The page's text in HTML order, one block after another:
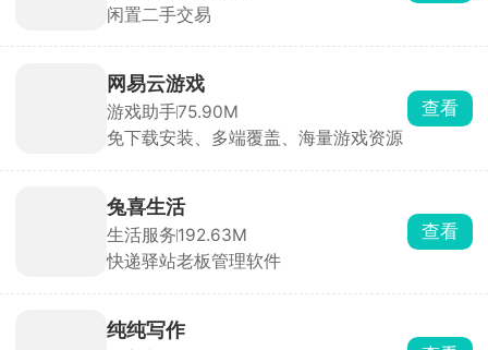
闲置二手交易
网易云游戏
游戏助手75.90M
免下载安装、多端覆盖、海量游戏资源
查看
兔喜生活
生活服务192.63M
快递驿站老板管理软件
查看
纯纯写作